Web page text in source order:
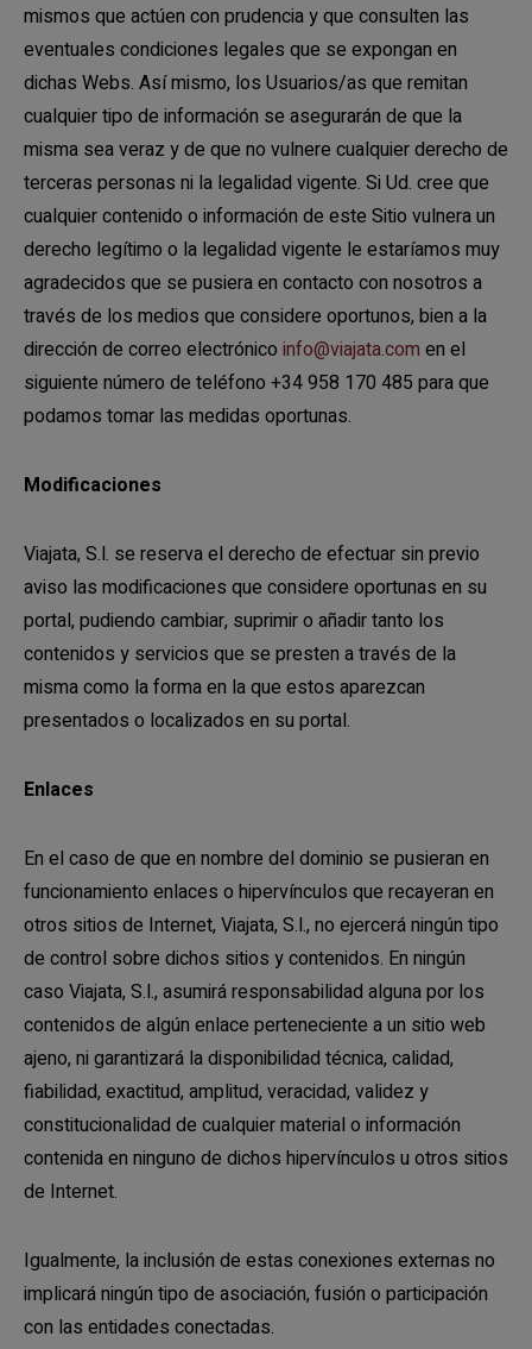
mismos que actúen con prudencia y que consulten las
eventuales condiciones legales que se expongan en
dichas Webs. Así mismo, los Usuarios/as que remitan
cualquier tipo de información se asegurarán de que la
misma sea veraz y de que no vulnere cualquier derecho de
terceras personas ni la legalidad vigente. Si Ud. cree que
cualquier contenido o información de este Sitio vulnera un
derecho legítimo o la legalidad vigente le estaríamos muy
agradecidos que se pusiera en contacto con nosotros a
través de los medios que considere oportunos, bien a la
dirección de correo electrónico info@viajata.com en el
siguiente número de teléfono +34 958 170 485 para que
podamos tomar las medidas oportunas.
Modificaciones
Viajata, S.l. se reserva el derecho de efectuar sin previo
aviso las modificaciones que considere oportunas en su
portal, pudiendo cambiar, suprimir o añadir tanto los
contenidos y servicios que se presten a través de la
misma como la forma en la que estos aparezcan
presentados o localizados en su portal.
Enlaces
En el caso de que en nombre del dominio se pusieran en
funcionamiento enlaces o hipervínculos que recayeran en
otros sitios de Internet, Viajata, S.l., no ejercerá ningún tipo
de control sobre dichos sitios y contenidos. En ningún
caso Viajata, S.l., asumirá responsabilidad alguna por los
contenidos de algún enlace perteneciente a un sitio web
ajeno, ni garantizará la disponibilidad técnica, calidad,
fiabilidad, exactitud, amplitud, veracidad, validez y
constitucionalidad de cualquier material o información
contenida en ninguno de dichos hipervínculos u otros sitios
de Internet.
Igualmente, la inclusión de estas conexiones externas no
implicará ningún tipo de asociación, fusión o participación
con las entidades conectadas.